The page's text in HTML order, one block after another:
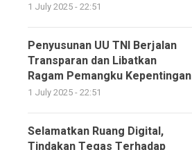
1 July 2025 - 22:51
Penyusunan UU TNI Berjalan
Transparan dan Libatkan
Ragam Pemangku Kepentingan
1 July 2025 - 22:51
Selamatkan Ruang Digital,
Tindakan Tegas Terhadap